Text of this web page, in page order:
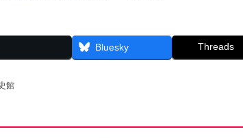
Bluesky Threads
館